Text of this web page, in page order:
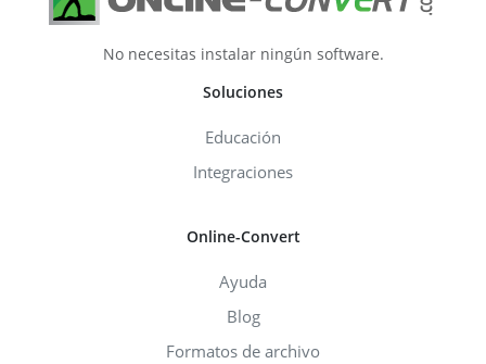
No necesitas instalar ningún software.
Soluciones
Educación
Integraciones
Online-Convert
Ayuda
Blog
Formatos de archivo